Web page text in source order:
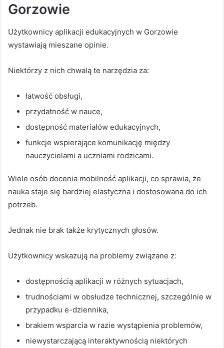
Gorzowie
Użytkownicy aplikacji edukacyjnych w Gorzowie
wystawiają mieszane opinie.
Niektórzy z nich chwalą te narzędzia za:
łatwość obsługi,
przydatność w nauce,
dostępność materiałów edukacyjnych,
funkcje wspierające komunikację między
nauczycielami a uczniami rodzicami.
Wiele osób docenia mobilność aplikacji, co sprawia, że
nauka staje się bardziej elastyczna i dostosowana do ich
potrzeb.
Jednak nie brak także krytycznych głosów.
Użytkownicy wskazują na problemy związane z:
dostępnością aplikacji w różnych sytuacjach,
trudnościami w obsłudze technicznej, szczególnie w
przypadku e-dziennika,
brakiem wsparcia w razie wystąpienia problemów,
niewystarczającą interaktywnością niektórych